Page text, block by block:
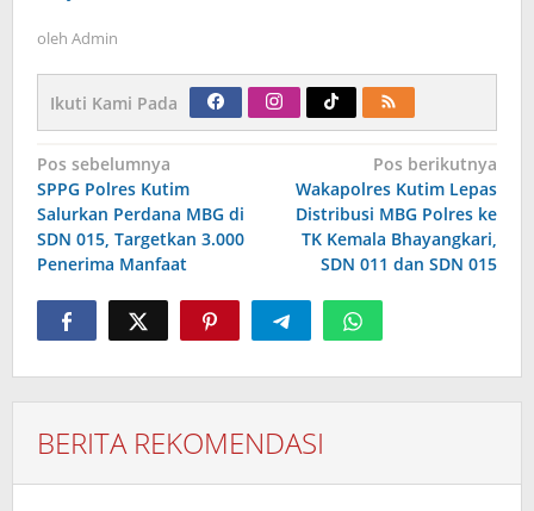
oleh Admin
Ikuti Kami Pada
Navigasi
pos
Pos sebelumnya
SPPG Polres Kutim
Salurkan Perdana MBG di
SDN 015, Targetkan 3.000
Penerima Manfaat
Pos berikutnya
Wakapolres Kutim Lepas
Distribusi MBG Polres ke
TK Kemala Bhayangkari,
SDN 011 dan SDN 015
BERITA REKOMENDASI